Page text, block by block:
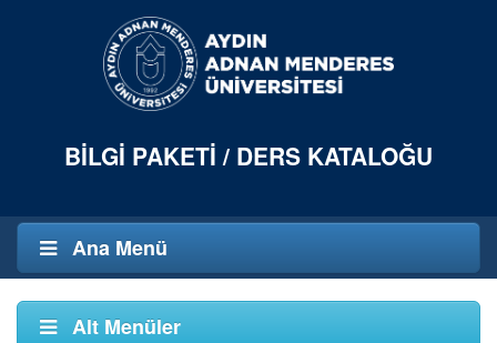
BILGI PAKETI / DERS KATALOĞU
Ana Menü
Alt Menüler